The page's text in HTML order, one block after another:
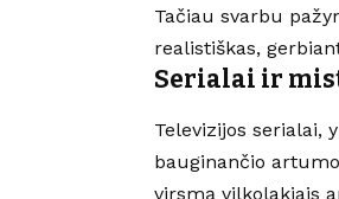
Tačiau svarbu
realistiškas,
Serialai ir
Televizijos serialai,
bauginančio
virsmą vilkolakiais